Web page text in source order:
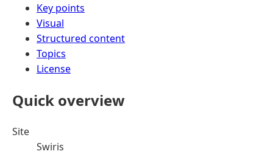
Key points
Visual
Structured content
Topics
License
Quick overview
Site
Swiris